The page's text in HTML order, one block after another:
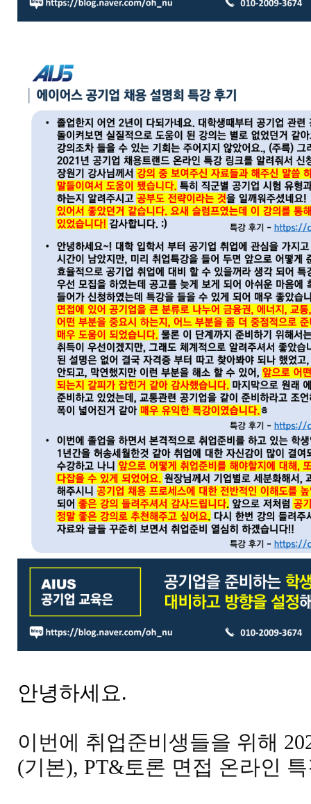
안녕하세요.
이번에 취업준비생들을 위해
(기본), PT&토론 면접 온라인